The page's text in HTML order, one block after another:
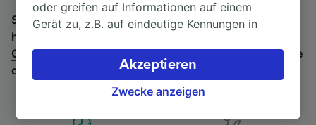
Suchen Sie nach einem Rückfahrtticket? Dann bitte
hier entlang:Fernbusse von Bolzano/Bozen nach
Cuneo.Wenn Sie lieber mit dem Zug fahren, prüfen Sie
die
Züge von Cuneo bis Bolzano/Bozen
oder greifen auf Informationen auf einem
Gerät zu, z.B. auf eindeutige Kennungen in
verarbeiten. Sie können Ihre Präferenzen
akzeptieren oder verwalten, einschließlich
Ihres Widerspruchsrechts bei berechtigtem
Zwecke anzeigen
Akzeptieren